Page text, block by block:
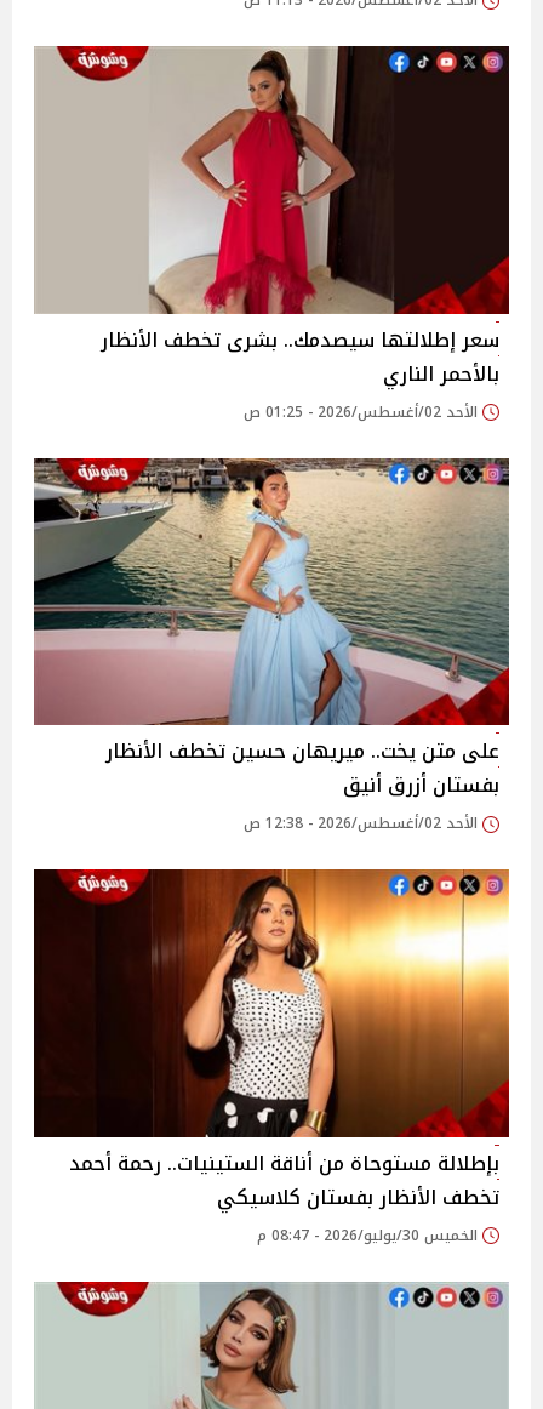
سعر إطلالتها سيصدمك.. بشرى تخطف الأنظار
بالأحمر الناري
الأحد 02/أغسطس/2026 - 01:25 ص
على متن يخت.. ميريهان حسين تخطف الأنظار
بفستان أزرق أنيق
الأحد 02/أغسطس/2026 - 12:38 ص
بإطلالة مستوحاة من أناقة الستينيات.. رحمة أحمد
تخطف الأنظار بفستان كلاسيكي
الخميس 30/يوليو/2026 - 08:47 م